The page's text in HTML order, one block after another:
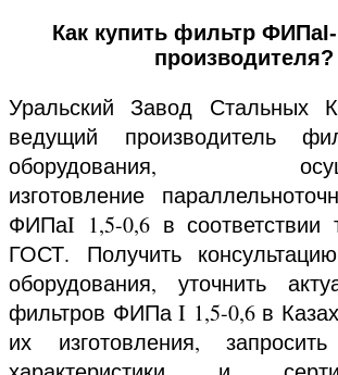
Как купить фильтр ФИПаI-
производителя?
Уральский Завод Стальных
ведущий производитель
оборудования,
изготовление
ФИПаI 1,5-0,6 в соответствии
ГОСТ. Получить
оборудования, уточнить
фильтров ФИПа I 1,5-0,6 в
их изготовления, запросить